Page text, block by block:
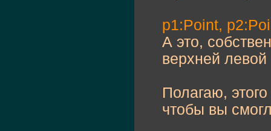
p1:Point,
А это,
верхней левой
Полагаю,
чтобы вы